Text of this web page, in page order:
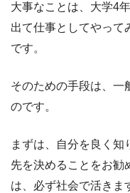
大事なことは、大学4
出て仕事としてやって
です。
そのための手段は、一
のです。
まずは、自分を良く
先を決めることをお勧
は、必ず社会で活きま